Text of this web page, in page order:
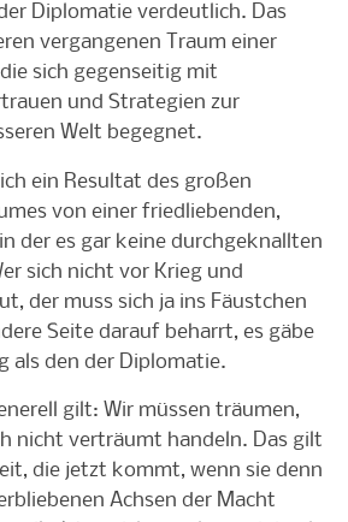
Diplomatie verdeutlich. Das
vergangenen Traum einer
sich gegenseitig mit
und Strategien zur
Welt begegnet.
ein Resultat des großen
von einer friedliebenden,
der es gar keine durchgeknallten
sich nicht vor Krieg und
der muss sich ja ins Fäustchen
Seite darauf beharrt, es gäbe
als den der Diplomatie.
gilt: Wir müssen träumen,
nicht verträumt handeln. Das gilt
die jetzt kommt, wenn sie denn
Achsen der Macht